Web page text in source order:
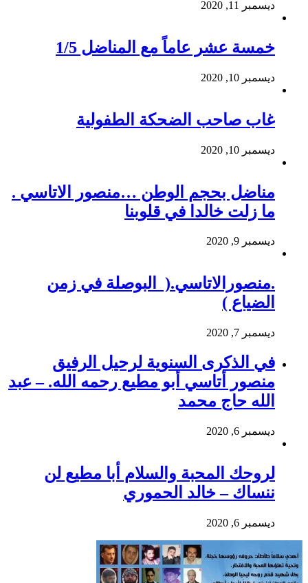
ديسمبر 11, 2020
خمسة عشر عاماً مع المناضل 1/5
ديسمبر 10, 2020
غاب صاحب الضحكة الطفولية
ديسمبر 10, 2020
مناضل بحجم الوطن …منصور الاتاسي .
ما زلت خالدا في قلوبنا
ديسمبر 9, 2020
.منصورالاتاسي.( البوصلة في زمن
الضياع )
ديسمبر 7, 2020
في الذكرى السنوية لرحيل الرفيق
منصور أتاسي أبو مطيع رحمه الله. – عبد
الله حاج محمد
ديسمبر 6, 2020
لروحك المحبة والسلام أبا مطيع لن
ننساك – خالد الحموري
ديسمبر 6, 2020